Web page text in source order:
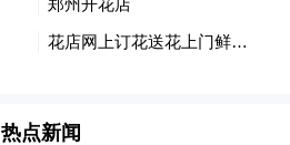
热点新闻